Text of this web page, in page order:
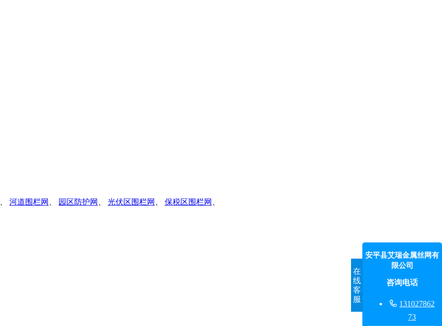
河道围栏网 园区防护网 光伏区围栏网 保税区围栏网
在
线
客
服
安平县艾瑞金属丝网有
限公司
咨询电话
 131027862
73